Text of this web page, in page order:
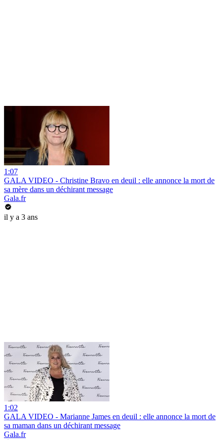
1:07
GALA VIDEO - Christine Bravo en deuil : elle annonce la mort de
sa mère dans un déchirant message
Gala.fr
il y a 3 ans
1:02
GALA VIDEO - Marianne James en deuil : elle annonce la mort de
sa maman dans un déchirant message
Gala.fr